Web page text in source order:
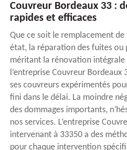
Couvreur Bordeaux 33 :
rapides et efficaces
Que ce soit le remplacement
état, la réparation des fuites ou
méritant la rénovation
l’entreprise Couvreur
ses couvreurs expérimentés
fini dans le délai. La moindre
des dommages importants,
nos services. L’entreprise
intervenant à 33350 a des
pour chaque intervention